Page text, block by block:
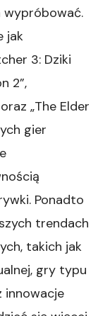
wypróbować.
jak
3: Dziki
2”,
„The Elder
gier
Ponadto
trendach
takich jak
gry typu